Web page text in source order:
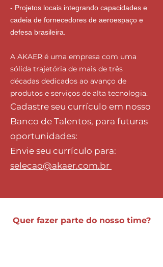
- Projetos locais integrando capacidades e
cadeia de fornecedores de aeroespaço e
defesa brasileira.
A AKAER é uma empresa com uma
sólida trajetória de mais de três
décadas dedicados ao avanço de
produtos e serviços de alta tecnologia.
Cadastre seu currículo em nosso
Banco de Talentos, para futuras
oportunidades:
Envie seu currículo para:
selecao@akaer.com.br
Quer fazer parte do nosso time?